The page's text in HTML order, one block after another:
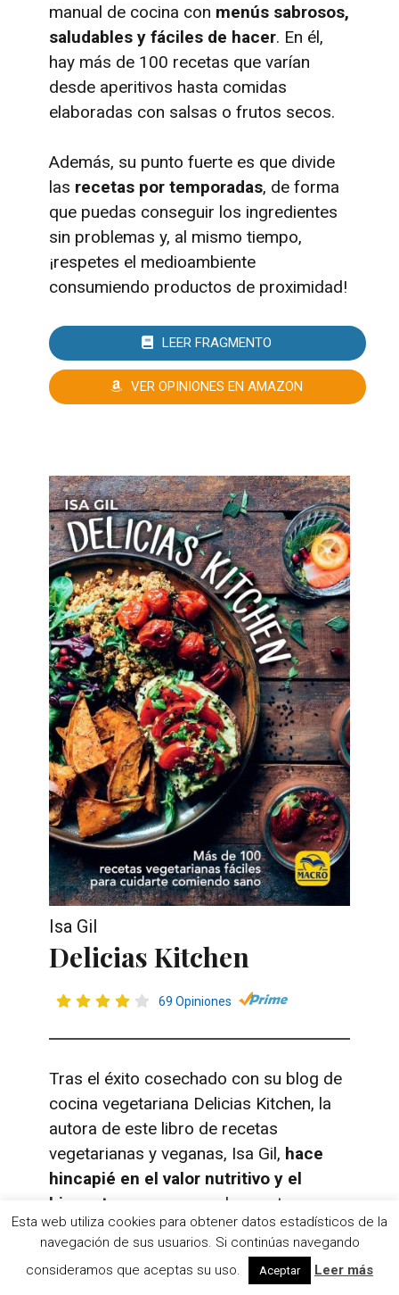
manual de cocina con menús sabrosos,
saludables y fáciles de hacer. En él,
hay más de 100 recetas que varían
desde aperitivos hasta comidas
elaboradas con salsas o frutos secos.
Además, su punto fuerte es que divide
las recetas por temporadas, de forma
que puedas conseguir los ingredientes
sin problemas y, al mismo tiempo,
¡respetes el medioambiente
consumiendo productos de proximidad!
LEER FRAGMENTO
VER OPINIONES EN AMAZON
Isa Gil
Delicias Kitchen
69 Opiniones
Tras el éxito cosechado con su blog de
cocina vegetariana Delicias Kitchen, la
autora de este libro de recetas
vegetarianas y veganas, Isa Gil, hace
hincapié en el valor nutritivo y el
bienestar
que nos puede aportar una
dieta exenta de carne.
Aparte de numerosas recetas que te
Esta web utiliza cookies para obtener datos estadísticos de la
navegación de sus usuarios. Si continúas navegando
consideramos que aceptas su uso.
Aceptar Leer más